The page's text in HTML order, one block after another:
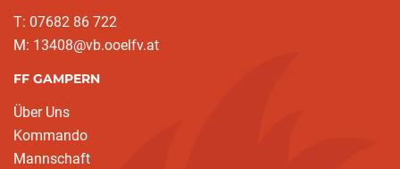
T: 07682 86 722
M: 13408@vb.ooelfv.at
FF GAMPERN
Über Uns
Kommando
Mannschaft